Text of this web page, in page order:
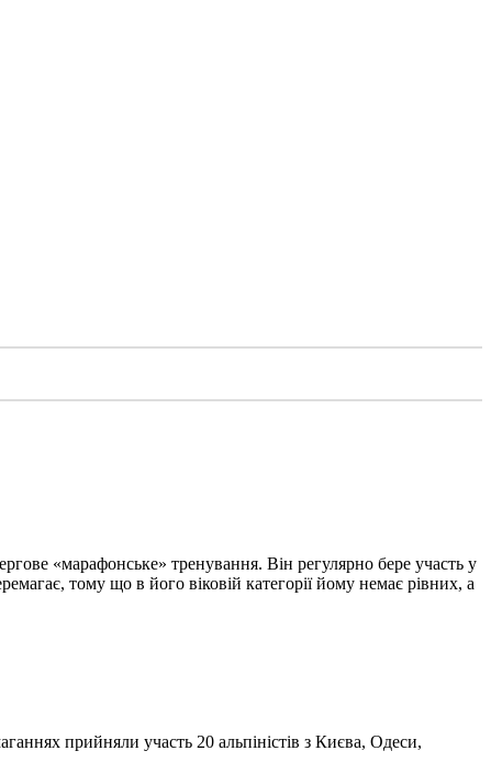
«марафонське» тренування. Він регулярно бере участь у
тому що в його віковій категорії йому немає рівних, а
прийняли участь 20 альпіністів з Києва, Одеси,